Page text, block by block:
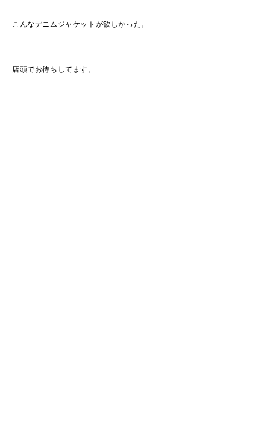
こんなデニムジャケットが欲しかった。
店頭でお待ちしてます。